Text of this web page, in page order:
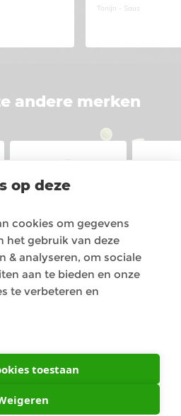
op deze
cookies om gegevens
het gebruik van deze
& analyseren, om sociale
aan te bieden en onze
te verbeteren en
toestaan
Tonijn Saus
andere merken